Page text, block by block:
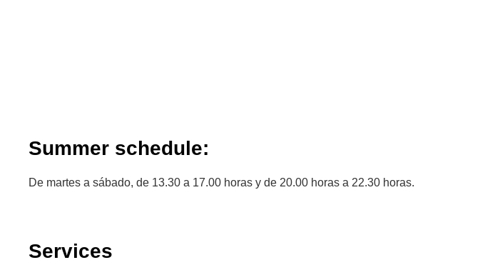
Summer schedule:
De martes a sábado, de 13.30 a 17.00 horas y de 20.00 horas a 22.30 horas.
Services